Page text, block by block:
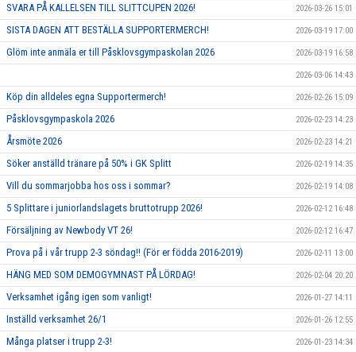
SVARA PÅ KALLELSEN TILL SLITTCUPEN 2026! 2026-03-26 15:01
SISTA DAGEN ATT BESTÄLLA SUPPORTERMERCH! 2026-03-19 17:00
Glöm inte anmäla er till Påsklovsgympaskolan 2026 2026-03-19 16:58
2026-03-06 14:43
Köp din alldeles egna Supportermerch! 2026-02-26 15:09
Påsklovsgympaskola 2026 2026-02-23 14:23
Årsmöte 2026 2026-02-23 14:21
Söker anställd tränare på 50% i GK Splitt 2026-02-19 14:35
Vill du sommarjobba hos oss i sommar? 2026-02-19 14:08
5 Splittare i juniorlandslagets bruttotrupp 2026! 2026-02-12 16:48
Försäljning av Newbody VT 26! 2026-02-12 16:47
Prova på i vår trupp 2-3 söndag!! (För er födda 2016-2019) 2026-02-11 13:00
HÄNG MED SOM DEMOGYMNAST PÅ LÖRDAG! 2026-02-04 20:20
Verksamhet igång igen som vanligt! 2026-01-27 14:11
Inställd verksamhet 26/1 2026-01-26 12:55
Många platser i trupp 2-3! 2026-01-23 14:34